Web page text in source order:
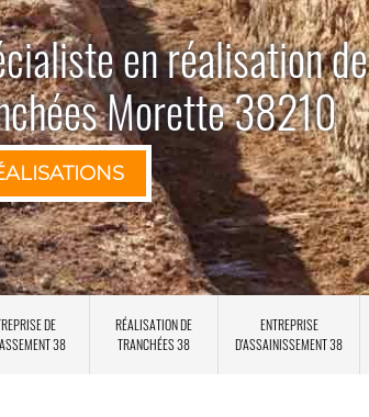
en réalisation de
Morette 38210
DE
38
RÉALISATION DE
TRANCHÉES 38
ENTREPRISE
D'ASSAINISSEMENT 38